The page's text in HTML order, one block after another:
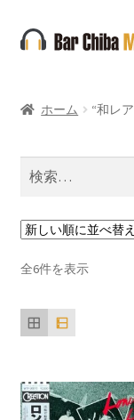
ナ
ビ
ー
ン
へ
キ
プ
コ
ン
ン
ス
キ
プ
ホーム “和レ
検
索:
全6件を表示新